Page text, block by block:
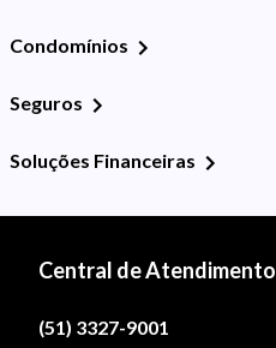
Condomínios
Seguros
Soluções Financeiras
Central de Atendimento
(51) 3327-9001